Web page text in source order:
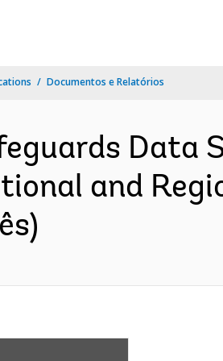
Documentos e Relatórios
Data
and